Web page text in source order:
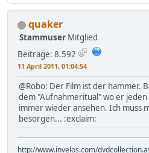
quaker
Stammuser Mitglied
Beiträge: 8.592
11 April 2011, 01:04:54
@Robo: Der Film ist der hammer.
dem "Aufnahmeritual" wo er
immer wieder ansehen. Ich muss
besorgen... :exclaim:
http://www.invelos.com/